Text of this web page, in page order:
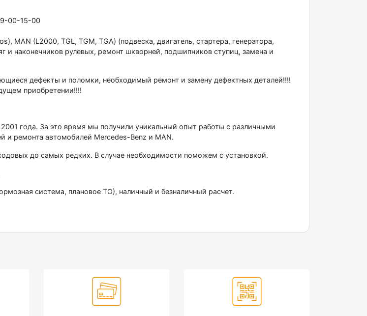
00-15-00
МАN (L2000, ТGL, ТGМ, ТGА) (подвеска, двигатель, стартера, генератора,
и наконечников рулевых, ремонт шкворней, подшипников ступиц, замена и
дефекты и поломки, необходимый ремонт и замену дефектных деталей!!!!
приобретении!!!!
года. За это время мы получили уникальный опыт работы с различными
и ремонта автомобилей Меrсеdеs-Веnz и МАN.
до самых редких. В случае необходимости поможем с установкой.
система, плановое ТО), наличный и безналичный расчет.